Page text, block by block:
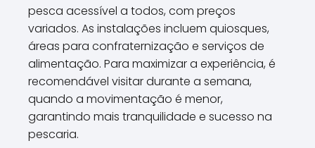
pesca acessível a todos, com preços
variados. As instalações incluem quiosques,
áreas para confraternização e serviços de
alimentação. Para maximizar a experiência, é
recomendável visitar durante a semana,
quando a movimentação é menor,
garantindo mais tranquilidade e sucesso na
pescaria.